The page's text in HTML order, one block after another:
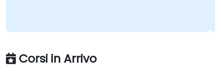
Corsi in Arrivo